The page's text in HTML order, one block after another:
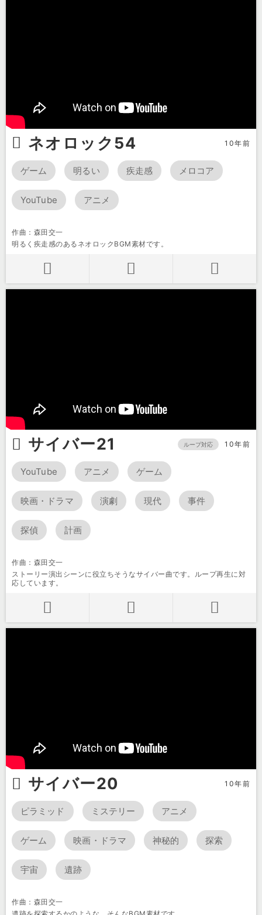
ネオロック54 10年前
ゲーム 明るい 疾走感 メロコア
YouTube アニメ
作曲：森田交一
明るく疾走感のあるネオロックBGM素材です。
サイバー21 ループ対応 10年前
YouTube アニメ ゲーム
映画・ドラマ 演劇 現代 事件
探偵 計画
作曲：森田交一
ストーリー演出シーンに役立ちそうなサイバー曲です。ループ再生に対
応しています。
サイバー20 10年前
ピラミッド ミステリー アニメ
ゲーム 映画・ドラマ 神秘的 探索
宇宙 遺跡
作曲：森田交一